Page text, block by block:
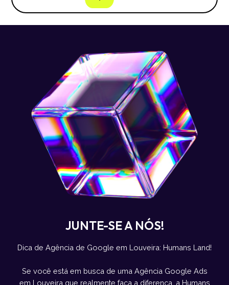
JUNTE-SE A NÓS!
Dica de Agência de Google em Louveira: Humans Land!
Se você está em busca de uma Agência Google Ads
em Louveira que realmente faça a diferença, a Humans